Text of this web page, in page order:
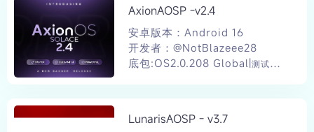
AxionAOSP -v2.4
安卓版本：Android 16
开发者：@NotBlazeee28
底包:OS2.0.208 Global|测试版
LunarisAOSP - v3.7